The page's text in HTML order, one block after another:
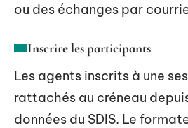
ou des échanges par
Inscrire les participants
Les agents inscrits à une
rattachés au créneau
données du SDIS. Le